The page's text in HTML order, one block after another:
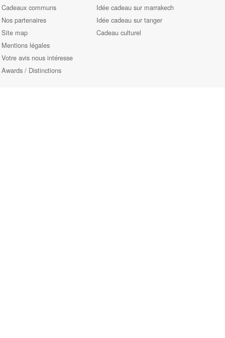
Cadeaux communs
Nos partenaires
Site map
Mentions légales
Votre avis nous intéresse
Awards / Distinctions
Idée cadeau sur marrakech
Idée cadeau sur tanger
Cadeau culturel